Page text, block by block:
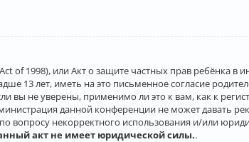
of 1998), или Акт о защите частных прав ребёнка
13 лет, иметь на это письменное согласие
вы не уверены, применимо ли это к вам, как к
данной конференции не может давать
вопросу некорректного использования и/или
акт не имеет юридической силы..